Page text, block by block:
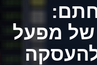
של מפעל
להעסקה